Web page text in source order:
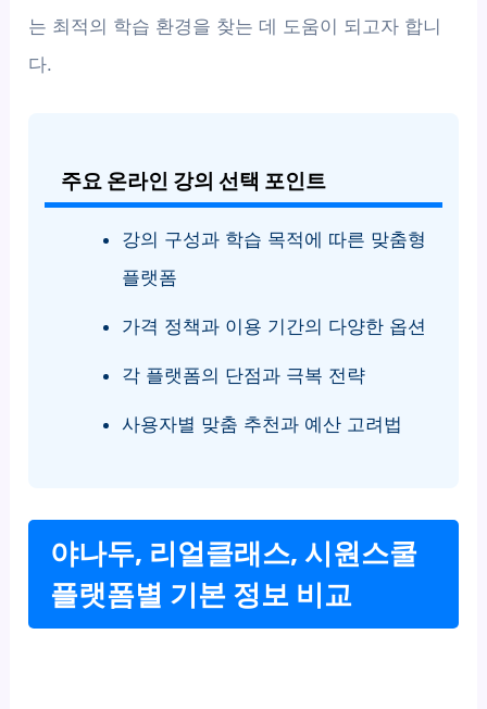
는 최적의 학습 환경을 찾는 데 도움이 되고자 합니
다.
주요 온라인 강의 선택 포인트
강의 구성과 학습 목적에 따른 맞춤형
플랫폼
가격 정책과 이용 기간의 다양한 옵션
각 플랫폼의 단점과 극복 전략
사용자별 맞춤 추천과 예산 고려법
야나두, 리얼클래스, 시원스쿨
플랫폼별 기본 정보 비교